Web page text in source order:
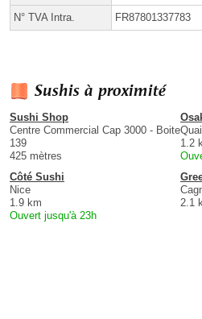
N° TVA Intra. FR87801337783
Sushis à proximité
Sushi Shop
Centre Commercial Cap 3000 - Boite
139
425 mètres
1.2
Côté Sushi
Nice
1.9 km
Ouvert jusqu'à 23h
2.1